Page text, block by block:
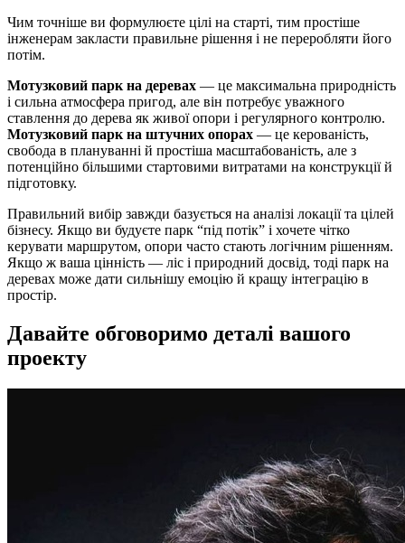
Чим точніше ви формулюєте цілі на старті, тим простіше
інженерам закласти правильне рішення і не переробляти його
потім.
Мотузковий парк на деревах — це максимальна природність
і сильна атмосфера пригод, але він потребує уважного
ставлення до дерева як живої опори і регулярного контролю.
Мотузковий парк на штучних опорах — це керованість,
свобода в плануванні й простіша масштабованість, але з
потенційно більшими стартовими витратами на конструкції й
підготовку.
Правильний вибір завжди базується на аналізі локації та цілей
бізнесу. Якщо ви будуєте парк “під потік” і хочете чітко
керувати маршрутом, опори часто стають логічним рішенням.
Якщо ж ваша цінність — ліс і природний досвід, тоді парк на
деревах може дати сильнішу емоцію й кращу інтеграцію в
простір.
Давайте обговоримо деталі вашого
проекту